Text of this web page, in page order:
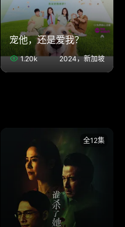
宠他，还是爱我？
1.20k 2024，新加坡
全12集